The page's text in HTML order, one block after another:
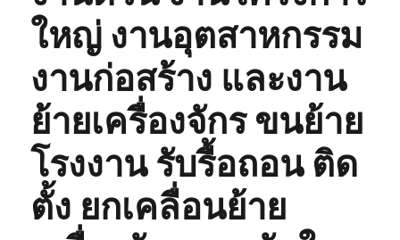
ใหญ่ งานอุตสาหกรรม
งานก่อสร้าง และงาน
ย้ายเครื่องจักร ขนย้าย
โรงงาน รับรื้อถอน ติด
ตั้ง ยกเคลื่อนย้าย